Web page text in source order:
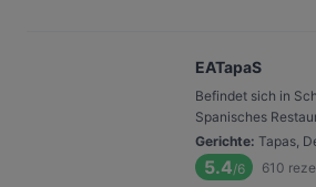
EATapaS
Befindet sich in
Spanisches
Gerichte: Tapas,
5.4/6 610